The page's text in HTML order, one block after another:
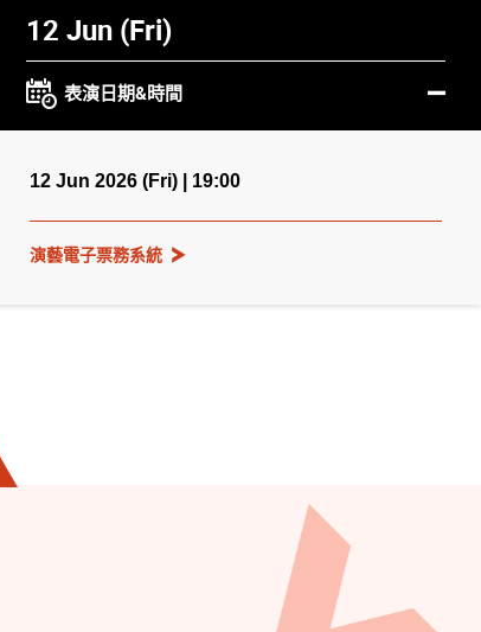
12 Jun (Fri)
表演日期&時間
12 Jun 2026 (Fri) | 19:00
演藝電子票務系統